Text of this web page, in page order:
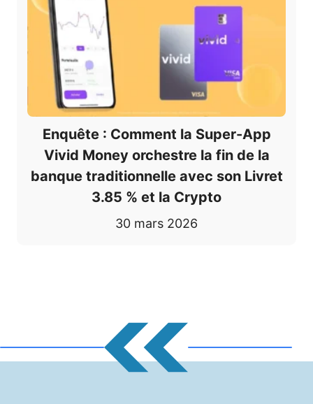
Enquête : Comment la Super-App
Vivid Money orchestre la fin de la
banque traditionnelle avec son Livret
3.85 % et la Crypto
30 mars 2026